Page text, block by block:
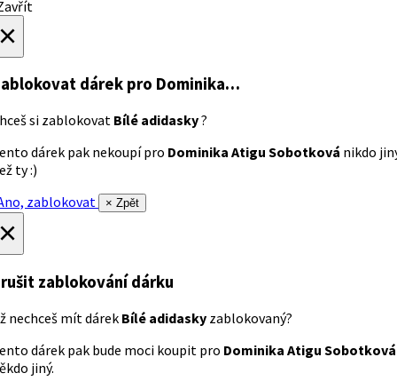
dárek pro Dominika…
si zablokovat Bílé adidasky?
dárek pak nekoupí pro Dominika Atigu Sobotková nikdo
ty :)
zablokovat
× Zpět
zablokování dárku
nechceš mít dárek Bílé adidasky zablokovaný?
dárek pak bude moci koupit pro Dominika Atigu Sobotková
jiný.